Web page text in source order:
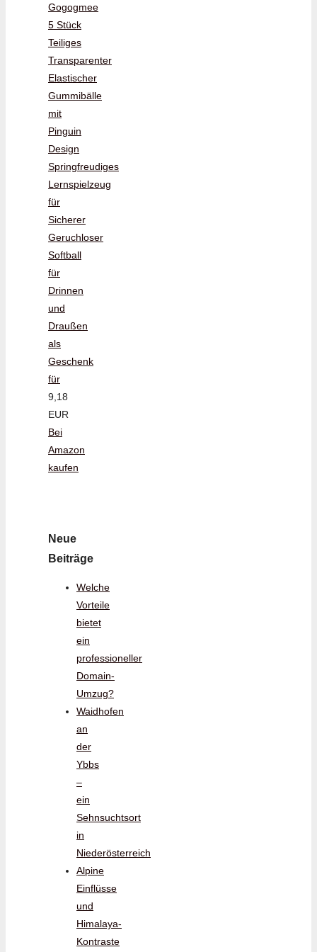
Gogogmee
5 Stück
Teiliges
Transparenter
Elastischer
Gummibälle
mit
Pinguin
Design
Springfreudiges
Lernspielzeug
für
Sicherer
Geruchloser
Softball
für
Drinnen
und
Draußen
als
Geschenk
für
9,18
EUR
Bei
Amazon
kaufen
Neue
Beiträge
Welche
Vorteile
bietet
ein
professioneller
Domain-
Umzug?
Waidhofen
an
der
Ybbs
–
ein
Sehnsuchtsort
in
Niederösterreich
Alpine
Einflüsse
und
Himalaya-
Kontraste